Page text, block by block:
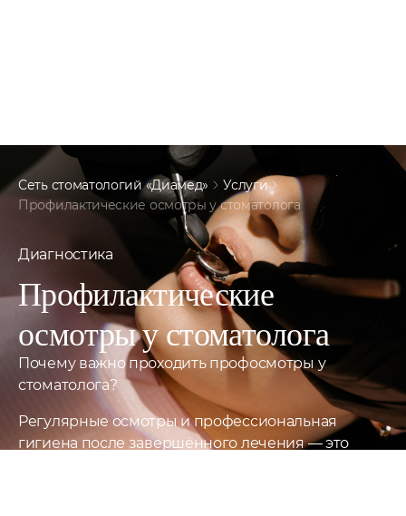
Сеть стоматологий «Диамед»
Услуги
Профилактические осмотры у стоматолога
Диагностика
Профилактические
осмотрыустоматолога
Почему важно проходить профосмотры у
стоматолога?
Регулярные осмотры и профессиональная
гигиена после завершённого лечения — это